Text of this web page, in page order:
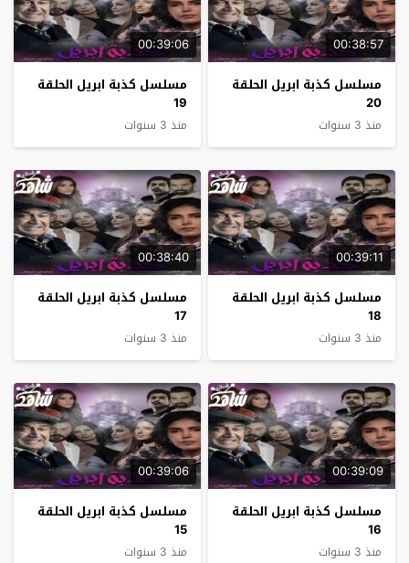
00:38:57
مسلسل كذبة ابريل الحلقة
20
منذ 3 سنوات
00:39:06
مسلسل كذبة ابريل الحلقة
19
منذ 3 سنوات
00:39:11
مسلسل كذبة ابريل الحلقة
18
منذ 3 سنوات
00:38:40
مسلسل كذبة ابريل الحلقة
17
منذ 3 سنوات
00:39:09
مسلسل كذبة ابريل الحلقة
16
منذ 3 سنوات
00:39:06
مسلسل كذبة ابريل الحلقة
15
منذ 3 سنوات